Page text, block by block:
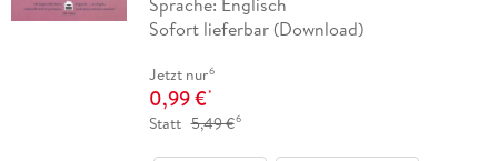
Sofort lieferbar (Download)
Jetzt nur6
0,99 €*
Statt 5,49 €6